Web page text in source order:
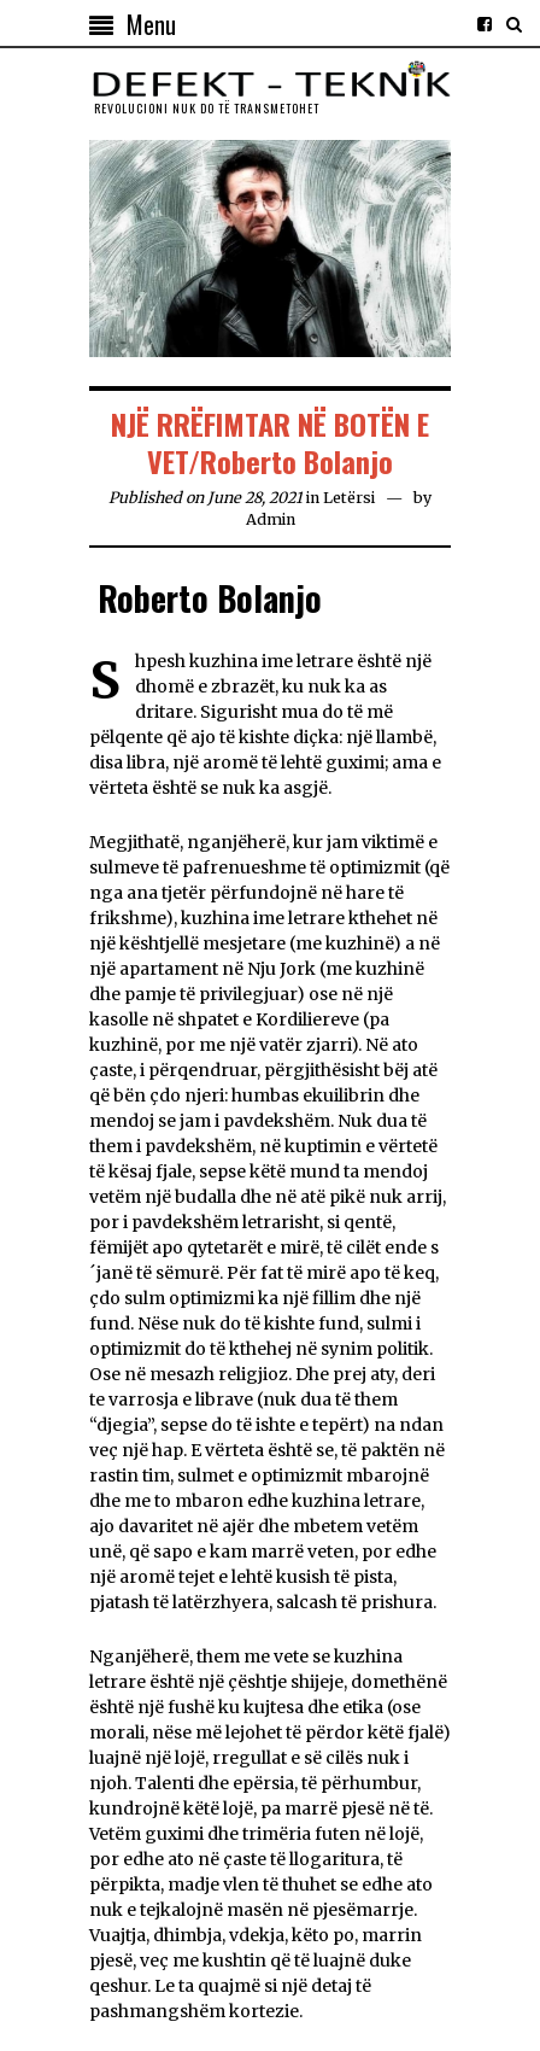
Menu
REVOLUCIONI NUK DO TЁ TRANSMETOHET
NJË RRËFIMTAR NË BOTËN E
VET/Roberto Bolanjo
Published on June 28, 2021 in Letërsi
by
Admin
Roberto Bolanjo
Shpesh kuzhina ime letrare është një
dhomë e zbrazët, ku nuk ka as
dritare. Sigurisht mua do të më
pëlqente që ajo të kishte diçka: një llambë,
disa libra, një aromë të lehtë guximi; ama e
vërteta është se nuk ka asgjë.
Megjithatë, nganjëherë, kur jam viktimë e
sulmeve të pafrenueshme të optimizmit (që
nga ana tjetër përfundojnë në hare të
frikshme), kuzhina ime letrare kthehet në
një kështjellë mesjetare (me kuzhinë) a në
një apartament në Nju Jork (me kuzhinë
dhe pamje të privilegjuar) ose në një
kasolle në shpatet e Kordiliereve (pa
kuzhinë, por me një vatër zjarri). Në ato
çaste, i përqendruar, përgjithësisht bëj atë
që bën çdo njeri: humbas ekuilibrin dhe
mendoj se jam i pavdekshëm. Nuk dua të
them i pavdekshëm, në kuptimin e vërtetë
të kësaj fjale, sepse këtë mund ta mendoj
vetëm një budalla dhe në atë pikë nuk arrij,
por i pavdekshëm letrarisht, si qentë,
fëmijët apo qytetarët e mirë, të cilët ende s
´janë të sëmurë. Për fat të mirë apo të keq,
çdo sulm optimizmi ka një fillim dhe një
fund. Nëse nuk do të kishte fund, sulmi i
optimizmit do të kthehej në synim politik.
Ose në mesazh religjioz. Dhe prej aty, deri
te varrosja e librave (nuk dua të them
“djegia”, sepse do të ishte e tepërt) na ndan
veç një hap. E vërteta është se, të paktën në
rastin tim, sulmet e optimizmit mbarojnë
dhe me to mbaron edhe kuzhina letrare,
ajo davaritet në ajër dhe mbetem vetëm
unë, që sapo e kam marrë veten, por edhe
një aromë tejet e lehtë kusish të pista,
pjatash të latërzhyera, salcash të prishura.
Nganjëherë, them me vete se kuzhina
letrare është një çështje shijeje, domethënë
është një fushë ku kujtesa dhe etika (ose
morali, nëse më lejohet të përdor këtë fjalë)
luajnë një lojë, rregullat e së cilës nuk i
njoh. Talenti dhe epërsia, të përhumbur,
kundrojnë këtë lojë, pa marrë pjesë në të.
Vetëm guximi dhe trimëria futen në lojë,
por edhe ato në çaste të llogaritura, të
përpikta, madje vlen të thuhet se edhe ato
nuk e tejkalojnë masën në pjesëmarrje.
Vuajtja, dhimbja, vdekja, këto po, marrin
pjesë, veç me kushtin që të luajnë duke
qeshur. Le ta quajmë si një detaj të
pashmangshëm kortezie.